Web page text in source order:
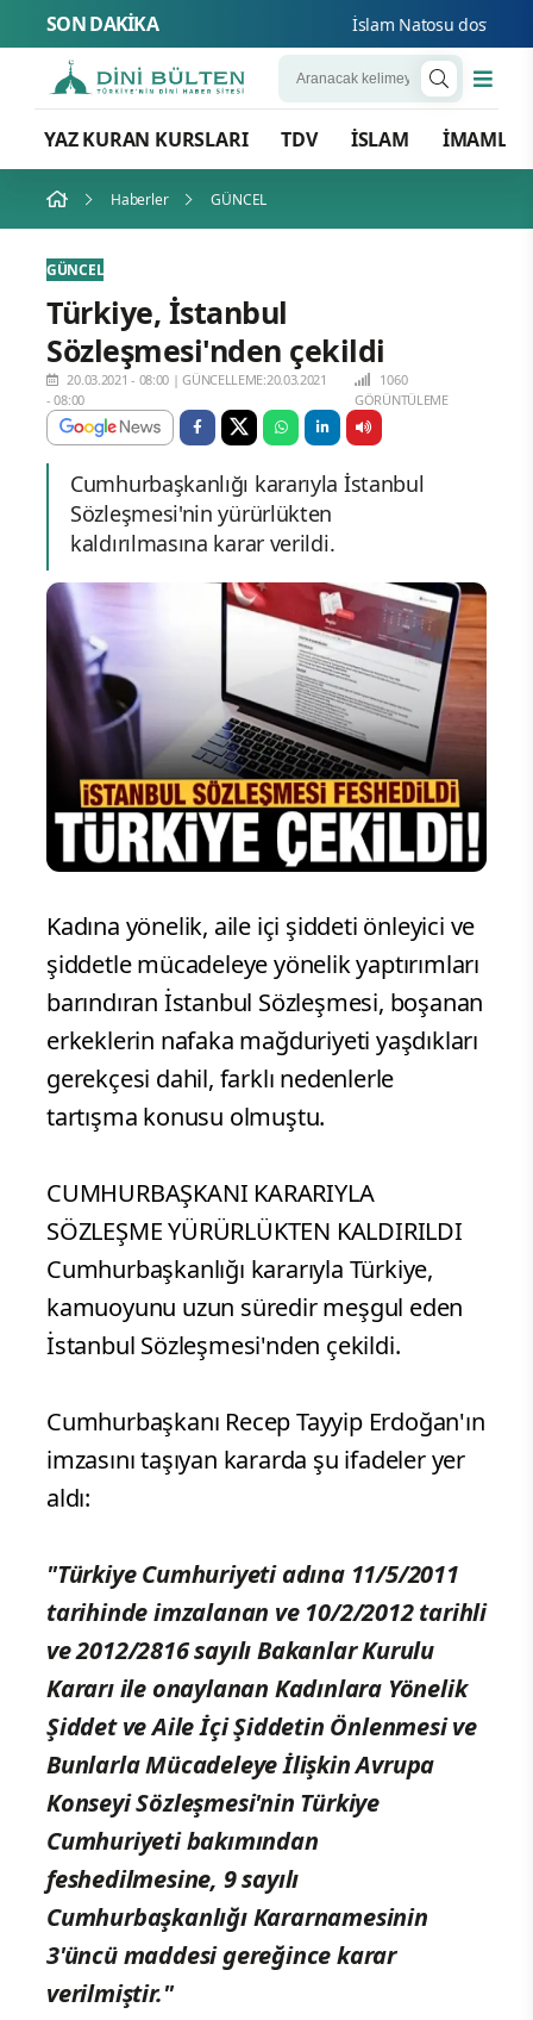
SON DAKİKA İslam Natosu dosta
YAZ KURAN KURSLARI TDV İSLAM İMAMLAR
Haberler GÜNCEL
GÜNCEL
Türkiye, İstanbul
Sözleşmesi'nden çekildi
20.03.2021 - 08:00 |GÜNCELLEME:20.03.2021
- 08:00
1060
GÖRÜNTÜLEME
Cumhurbaşkanlığı kararıyla İstanbul
Sözleşmesi'nin yürürlükten
kaldırılmasına karar verildi.
Kadına yönelik, aile içi şiddeti önleyici ve
şiddetle mücadeleye yönelik yaptırımları
barındıran İstanbul Sözleşmesi, boşanan
erkeklerin nafaka mağduriyeti yaşdıkları
gerekçesi dahil, farklı nedenlerle
tartışma konusu olmuştu.
CUMHURBAŞKANI KARARIYLA
SÖZLEŞME YÜRÜRLÜKTEN KALDIRILDI
Cumhurbaşkanlığı kararıyla Türkiye,
kamuoyunu uzun süredir meşgul eden
İstanbul Sözleşmesi'nden çekildi.
Cumhurbaşkanı Recep Tayyip Erdoğan'ın
imzasını taşıyan kararda şu ifadeler yer
aldı:
"Türkiye Cumhuriyeti adına 11/5/2011
tarihinde imzalanan ve 10/2/2012 tarihli
ve 2012/2816 sayılı Bakanlar Kurulu
Kararı ile onaylanan Kadınlara Yönelik
Şiddet ve Aile İçi Şiddetin Önlenmesi ve
Bunlarla Mücadeleye İlişkin Avrupa
Konseyi Sözleşmesi'nin Türkiye
Cumhuriyeti bakımından
feshedilmesine, 9 sayılı
Cumhurbaşkanlığı Kararnamesinin
3'üncü maddesi gereğince karar
verilmiştir."